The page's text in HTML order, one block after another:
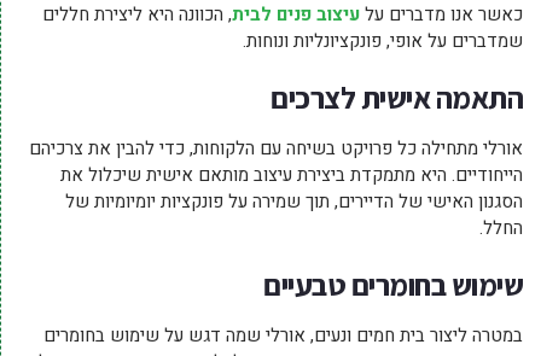
כאשר אנו מדברים עלעיצוב פנים לבית, הכוונה היא ליצירת חללים
שמדברים על אופי, פונקציונליות ונוחות.
התאמה אישית לצרכים
אורלי מתחילה כל פרויקט בשיחה עם הלקוחות, כדי להבין את צרכיהם
הייחודיים. היא מתמקדת ביצירת עיצוב מותאם אישית שיכלול את
הסגנון האישי של הדיירים, תוך שמירה על פונקציות יומיומיות של
החלל.
שימוש בחומרים טבעיים
במטרה ליצור בית חמים ונעים, אורלי שמה דגש על שימוש בחומרים